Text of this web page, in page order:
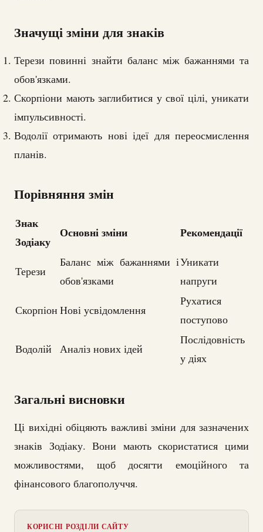
Значущі зміни для знаків
Терези повинні знайти баланс між бажаннями та
обов'язками.
Скорпіони мають заглибитися у свої цілі, уникати
імпульсивності.
Водолії отримають нові ідеї для переосмислення
планів.
Порівняння змін
Знак
Зодіаку
Основні зміни Рекомендації
Терези
Баланс між бажаннями і
обов'язками
Уникати
напруги
Скорпіон Нові усвідомлення
Рухатися
поступово
Водолій Аналіз нових ідей
Послідовність
у діях
Загальні висновки
Ці вихідні обіцяють важливі зміни для зазначених
знаків Зодіаку. Вони мають скористатися цими
можливостями, щоб досягти емоційного та
фінансового благополуччя.
КОРИСНІ РОЗДІЛИ САЙТУ